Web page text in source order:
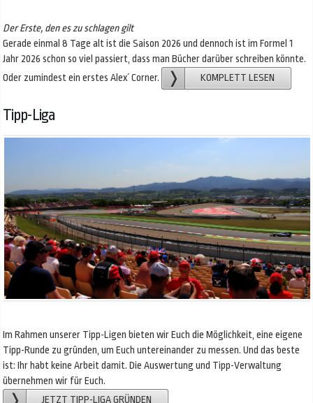
Der Erste, den es zu schlagen gilt
Gerade einmal 8 Tage alt ist die Saison 2026 und dennoch ist im Formel 1
Jahr 2026 schon so viel passiert, dass man Bücher darüber schreiben könnte.
Oder zumindest ein erstes Alex´ Corner.
KOMPLETT LESEN
Tipp-Liga
Im Rahmen unserer Tipp-Ligen bieten wir Euch die Möglichkeit, eine eigene
Tipp-Runde zu gründen, um Euch untereinander zu messen. Und das beste
ist: Ihr habt keine Arbeit damit. Die Auswertung und Tipp-Verwaltung
übernehmen wir für Euch.
JETZT TIPP-LIGA GRÜNDEN